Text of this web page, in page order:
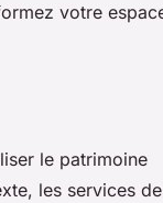
votre
le patrimoine
les services de